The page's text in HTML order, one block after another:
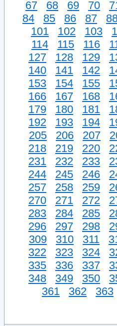
67 68 69 70
84
85 86 87
101
102 103
114
115 116
127
128 129
140
141 142
153
154 155
166
167 168
179
180 181
192
193 194
205
206 207
218
219 220
231
232 233
244
245 246
257
258 259
270
271 272
283
284 285
296
297 298
309
310 311
322
323 324
335
336 337
348
349 350
361
362 363